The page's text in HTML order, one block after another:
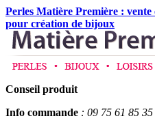
Perles Matière Première : vente
pour création de bijoux
Conseil produit
Info commande : 09 75 61 85 35